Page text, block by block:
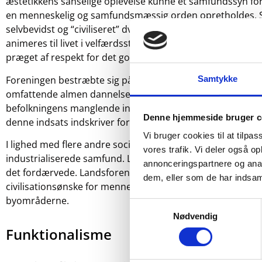
Samtykke
Denne hjemmeside bruger
Vi bruger cookies til at
vores trafik. Vi deler også
annonceringspartnere og
dem, eller som de har
Nødvendig
en menneskelig og samfundsmæssig orden
selvbevidst og “civiliseret” dvs. dannet og derved skabe
animeres til livet i velfærdsstatens nye fællesskab ved at
præget af respekt for det gode håndværk og gedigne
Foreningen bestræbte sig på at udvide sit
omfattende almen dannelsesopgave, hvor der skulle
befolkningens manglende interesse i og forståelse af
denne indsats indskriver foreningen sig i rækken af de
I lighed med flere andre socialæstetiske bevægelser var
industrialiserede samfund. Landet og naturen blev
det fordærvede. Landsforeningen Bedre Byggeskik var
civilisationsønske for mennesker og bygninger lå i
byområderne.
Funktionalisme